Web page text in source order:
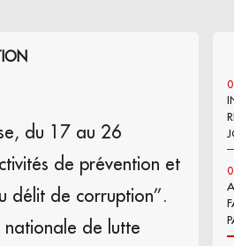
du 17 au 26
de prévention et
délit de corruption’’.
nationale de lutte